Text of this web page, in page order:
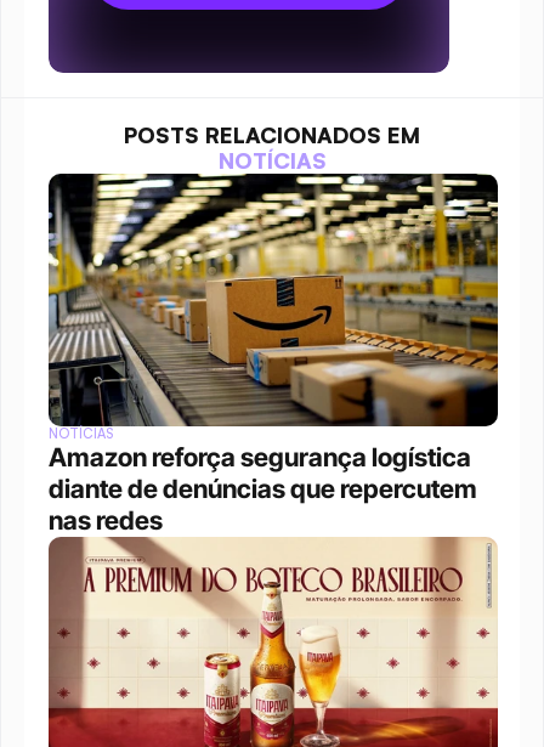
POSTS RELACIONADOS EM
NOTÍCIAS
NOTÍCIAS
Amazon reforça segurança logística
diante de denúncias que repercutem
nas redes